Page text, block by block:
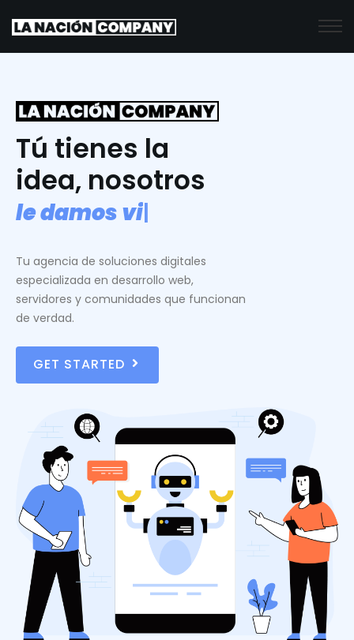
Tú tienes la
idea, nosotros
ledamosvid
Tu agencia de soluciones digitales
especializada en desarrollo web,
servidores y comunidades que funcionan
de verdad.
GET STARTED